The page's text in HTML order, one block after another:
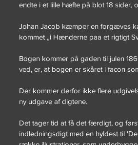
endte i et lille hæfte på blot 18 sider,
Johan Jacob kæmper en forgæves
kommet „i Hænderne paa et rigtigt
Bogen kommer på gaden til julen
ved, er, at bogen er skåret i facon
Der kommer derfor ikke flere
ny udgave af digtene.
Det tager tid at få det færdigt, og
indledningsdigt med en hyldest til